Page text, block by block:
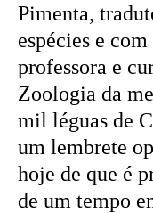
Pimenta,
espécies e
professora e
Zoologia da
mil léguas de
um lembrete
hoje de que é
de um tempo